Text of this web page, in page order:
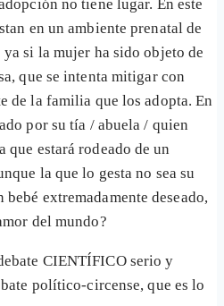
no tiene lugar. En este
en un ambiente prenatal de
si la mujer ha sido objeto de
que se intenta mitigar con
de la familia que los adopta. En
por su tía / abuela / quien
que estará rodeado de un
la que lo gesta no sea su
bebé extremadamente deseado,
del mundo?
CIENTÍFICO serio y
político-circense, que es lo